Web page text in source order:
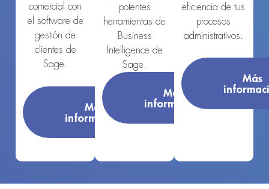
comercial con
el software de
gestión de
clientes de
Sage.
Más
información
potentes
herramientas de
Business
Intelligence de
Sage.
Más
información
eficiencia de tus
procesos
administrativos.
Más